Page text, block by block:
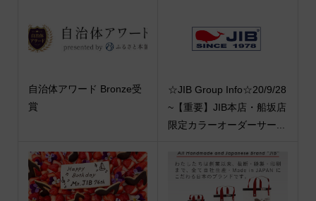
自治体アワード Bronze受
賞
☆JIB Group Info☆20/9/28
~【重要】JIB本店・船坂店
限定カラーオーダーサー...